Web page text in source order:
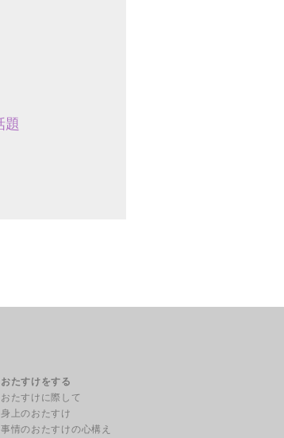
題
おたすけをする
おたすけに際して
身上のおたすけ
事情のおたすけの心構え